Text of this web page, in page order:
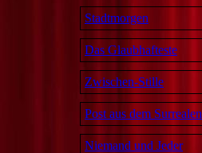
Stadtmorgen
Das Glaubhafteste
Zwischen-Stille
Post aus dem Surrealen
Niemand und Jeder